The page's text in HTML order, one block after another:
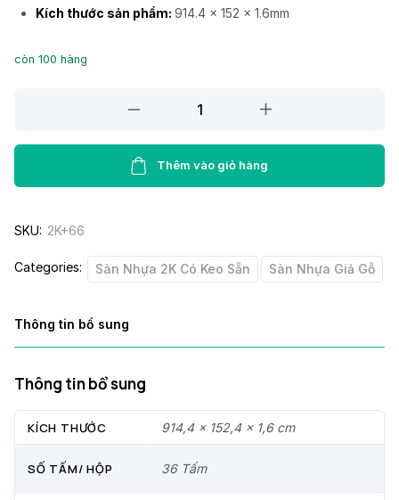
Kích thước sản phẩm: 914.4 x 152 x 1.6mm
còn 100 hàng
có
2K+66
Thêm vào giỏ hàng
SKU: 2K+66
Categories: Sàn Nhựa 2K Có Keo Sẵn Sàn Nhựa Giả Gỗ
Thông tin bổ sung
Thông tin bổ sung
KÍCH THƯỚC 914,4 × 152,4 × 1,6 cm
SỐ TẤM/ HỘP 36 Tấm